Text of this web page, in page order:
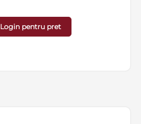
Login pentru pret